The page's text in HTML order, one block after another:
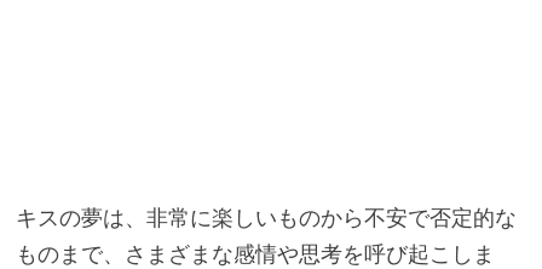
キスの夢は、非常に楽しいものから不安で否定的な
ものまで、さまざまな感情や思考を呼び起こしま